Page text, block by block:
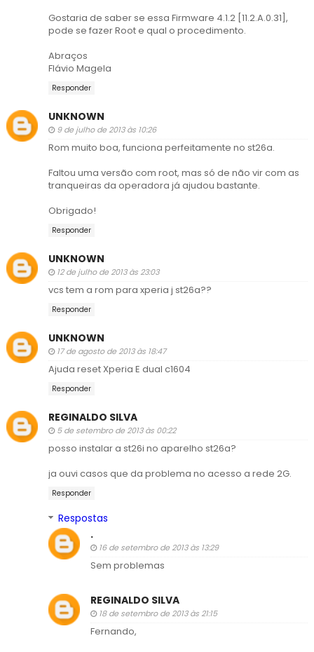
Gostaria de saber se essa Firmware 4.1.2 [11.2.A.0.31],
pode se fazer Root e qual o procedimento.
Abraços
Flávio Magela
Responder
UNKNOWN
9 de julho de 2013 às 10:26
Rom muito boa, funciona perfeitamente no st26a.
Faltou uma versão com root, mas só de não vir com as
tranqueiras da operadora já ajudou bastante.
Obrigado!
Responder
UNKNOWN
12 de julho de 2013 às 23:03
vcs tem a rom para xperia j st26a??
Responder
UNKNOWN
17 de agosto de 2013 às 18:47
Ajuda reset Xperia E dual c1604
Responder
REGINALDO SILVA
5 de setembro de 2013 às 00:22
posso instalar a st26i no aparelho st26a?
ja ouvi casos que da problema no acesso a rede 2G.
Responder
Respostas
.
16 de setembro de 2013 às 13:29
Sem problemas
REGINALDO SILVA
18 de setembro de 2013 às 21:15
Fernando,